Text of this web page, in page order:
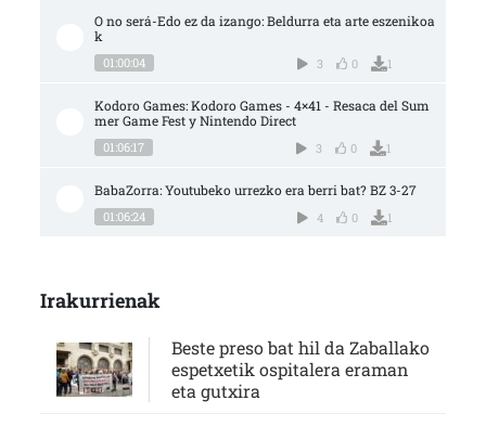
O no será-Edo ez da izango: Beldurra eta arte eszenikoa
k
01:00:04 3 0 1
Kodoro Games: Kodoro Games - 4×41 - Resaca del Sum
mer Game Fest y Nintendo Direct
01:06:17 3 0 1
BabaZorra: Youtubeko urrezko era berri bat? BZ 3-27
01:06:24 4 0 1
Irakurrienak
Beste preso bat hil da Zaballako
espetxetik ospitalera eraman
eta gutxira